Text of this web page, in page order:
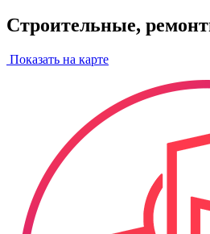
Строительные,
Показать на карте